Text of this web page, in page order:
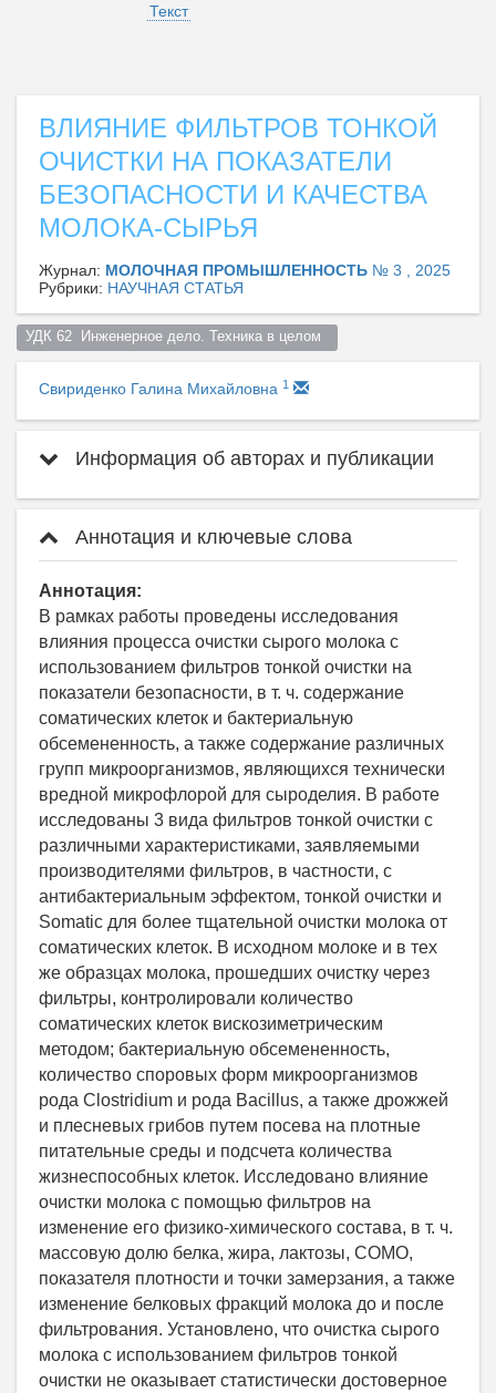
Текст
ВЛИЯНИЕ ФИЛЬТРОВ ТОНКОЙ
ОЧИСТКИ НА ПОКАЗАТЕЛИ
БЕЗОПАСНОСТИ И КАЧЕСТВА
МОЛОКА-СЫРЬЯ
Журнал: МОЛОЧНАЯ ПРОМЫШЛЕННОСТЬ № 3 , 2025
Рубрики: НАУЧНАЯ СТАТЬЯ
УДК 62  Инженерное дело. Техника в целом
Свириденко Галина Михайловна 1
Информация об авторах и публикации
Аннотация и ключевые слова
Аннотация:
В рамках работы проведены исследования
влияния процесса очистки сырого молока с
использованием фильтров тонкой очистки на
показатели безопасности, в т. ч. содержание
соматических клеток и бактериальную
обсемененность, а также содержание различных
групп микроорганизмов, являющихся технически
вредной микрофлорой для сыроделия. В работе
исследованы 3 вида фильтров тонкой очистки с
различными характеристиками, заявляемыми
производителями фильтров, в частности, с
антибактериальным эффектом, тонкой очистки и
Somatic для более тщательной очистки молока от
соматических клеток. В исходном молоке и в тех
же образцах молока, прошедших очистку через
фильтры, контролировали количество
соматических клеток вискозиметрическим
методом; бактериальную обсемененность,
количество споровых форм микроорганизмов
рода Clostridium и рода Bacillus, а также дрожжей
и плесневых грибов путем посева на плотные
питательные среды и подсчета количества
жизнеспособных клеток. Исследовано влияние
очистки молока с помощью фильтров на
изменение его физико-химического состава, в т. ч.
массовую долю белка, жира, лактозы, СОМО,
показателя плотности и точки замерзания, а также
изменение белковых фракций молока до и после
фильтрования. Установлено, что очистка сырого
молока с использованием фильтров тонкой
очистки не оказывает статистически достоверное